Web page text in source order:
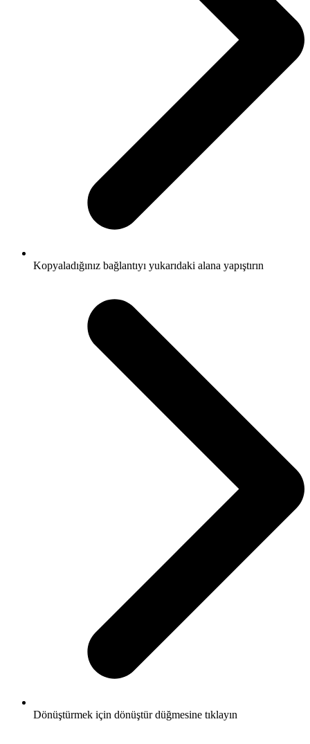
Kopyaladığınız bağlantıyı yukarıdaki alana yapıştırın
Dönüştürmek için dönüştür düğmesine tıklayın